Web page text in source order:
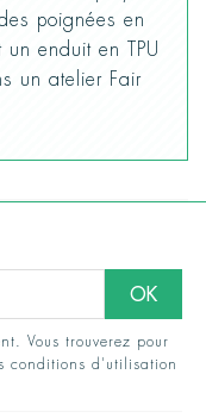
poignées en
enduit en TPU
un atelier Fair
Vous trouverez pour
conditions d'utilisation